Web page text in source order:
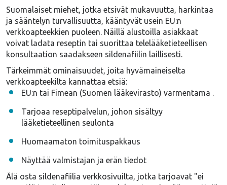
Suomalaiset miehet, jotka etsivät mukavuutta, harkintaa
ja sääntelyn turvallisuutta, kääntyvät usein EU:n
verkkoapteekkien puoleen. Näillä alustoilla asiakkaat
voivat ladata reseptin tai suorittaa telelääketieteellisen
konsultaation saadakseen sildenafiilin laillisesti.
Tärkeimmät ominaisuudet, joita hyvämaineiselta
verkkoapteekilta kannattaa etsiä:
EU:n tai Fimean (Suomen lääkevirasto) varmentama .
Tarjoaa reseptipalvelun, johon sisältyy
lääketieteellinen seulonta
Huomaamaton toimituspakkaus
Näyttää valmistajan ja erän tiedot
Älä osta sildenafiilia verkkosivuilta, jotka tarjoavat "ei